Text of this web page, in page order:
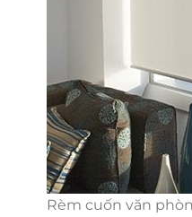
Rèm cuốn văn